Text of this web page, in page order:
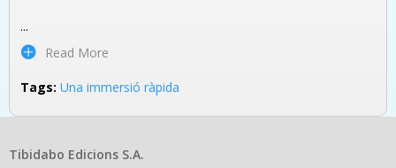
...
Read More
Tags: Una immersió ràpida
Tibidabo Edicions S.A.